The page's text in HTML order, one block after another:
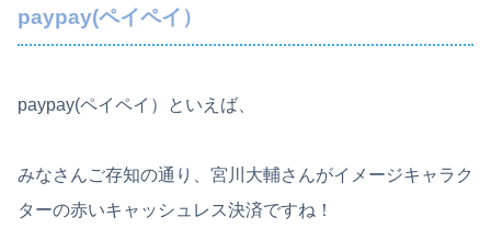
paypay(ペイペイ）
paypay(ペイペイ）といえば、
みなさんご存知の通り、宮川大輔さんがイメージキャラク
ターの赤いキャッシュレス決済ですね！